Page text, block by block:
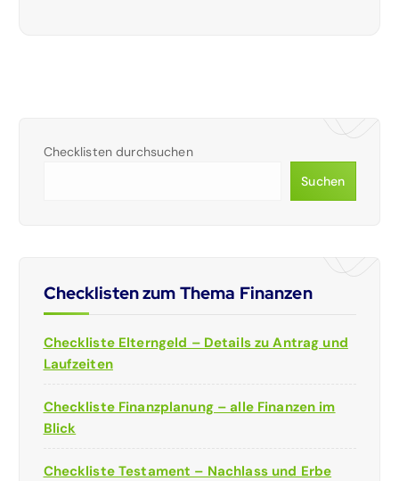
Checklisten durchsuchen
Suchen
Checklisten zum Thema Finanzen
Checkliste Elterngeld – Details zu Antrag und
Laufzeiten
Checkliste Finanzplanung – alle Finanzen im
Blick
Checkliste Testament – Nachlass und Erbe